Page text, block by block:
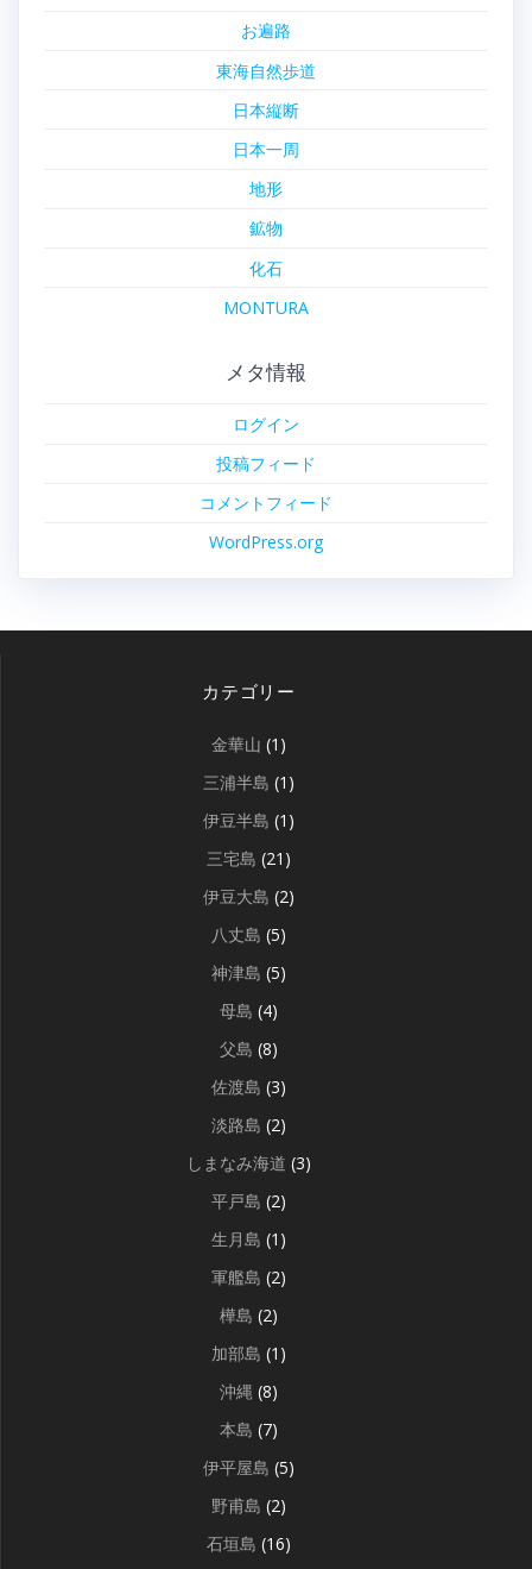
お遍路
東海自然歩道
日本縦断
日本一周
地形
鉱物
化石
MONTURA
メタ情報
ログイン
投稿フィード
コメントフィード
WordPress.org
カテゴリー
金華山 (1)
三浦半島 (1)
伊豆半島 (1)
三宅島 (21)
伊豆大島 (2)
八丈島 (5)
神津島 (5)
母島 (4)
父島 (8)
佐渡島 (3)
淡路島 (2)
しまなみ海道 (3)
平戸島 (2)
生月島 (1)
軍艦島 (2)
樺島 (2)
加部島 (1)
沖縄 (8)
本島 (7)
伊平屋島 (5)
野甫島 (2)
石垣島 (16)